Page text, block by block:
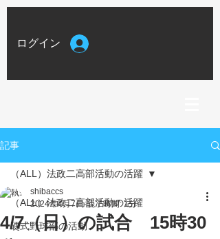
ログイン
記事
（ALL）法政二高部活動の活躍
硬式野球部の活動
（ALL）法政二高部活動の活躍
4/7（日）の試合 15時30
shibaccs
2024年4月7日 読了時間: 1分